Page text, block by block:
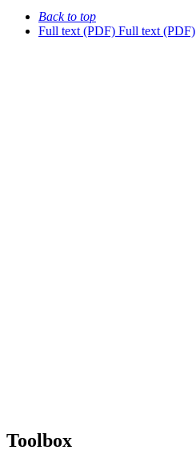
Back to top
Full text (PDF) Full text (PDF)
Toolbox